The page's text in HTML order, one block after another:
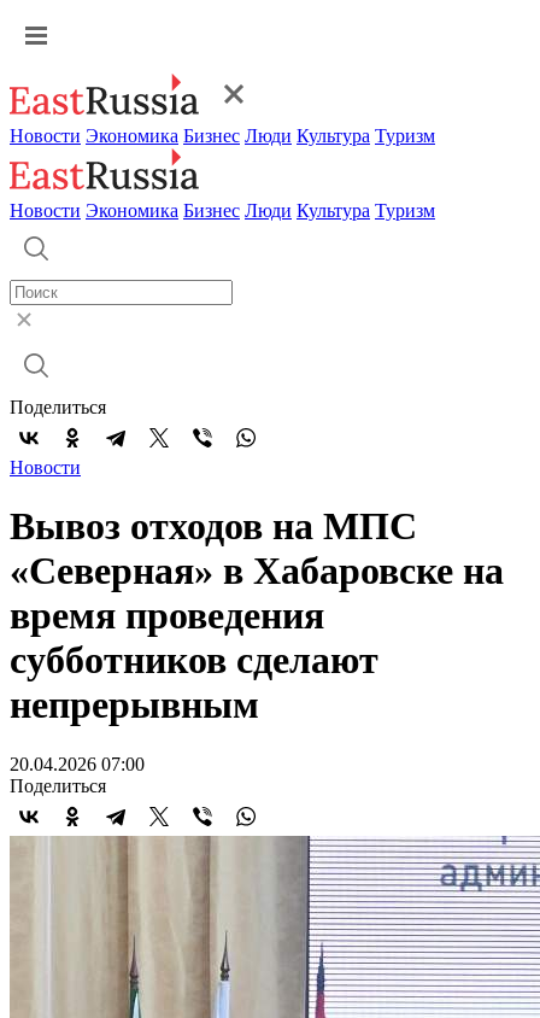
Новости Экономика Бизнес Люди Культура Туризм
Новости Экономика Бизнес Люди Культура Туризм
Поделиться
Новости
Вывоз отходов на МПС
«Северная» в Хабаровске на
время проведения
субботников сделают
непрерывным
20.04.2026 07:00
Поделиться